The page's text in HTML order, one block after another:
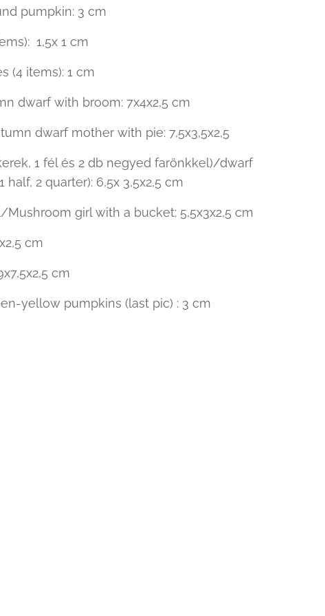
pumpkin: 3 cm
1,5x 1 cm
(4 items): 1 cm
dwarf with broom: 7x4x2,5 cm
dwarf mother with pie: 7,5x3,5x2,5
1 fél és 2 db negyed farönkkel)/dwarf
2 quarter): 6,5x 3,5x2,5 cm
girl with a bucket: 5,5x3x2,5 cm
cm
cm
yellow pumpkins (last pic) : 3 cm